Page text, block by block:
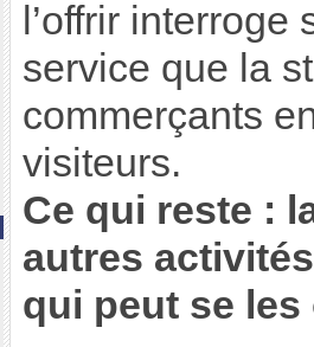
l’offrir
service que la
commerçants
visiteurs.
Ce qui reste :
autres
qui peut se